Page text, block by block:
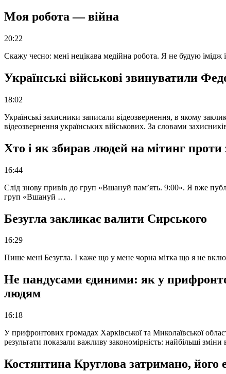
Моя робота — війна
20:22
Скажу чесно: мені нецікава медійна робота. Я не будую
Українські військові звинуватили
18:02
Українські захисники записали відеозвернення, в якому
відеозвернення українських військових. За словами
Хто і як збирав людей на мітинг
16:44
Слід знову привів до груп «Вшануй пам’ять. 9:00». Я вже
груп «Вшануй …
Безугла закликає валити Сирського
16:29
Пише мені Безугла. І каже що у мене чорна мітка що я не
Не пандусами єдиними: як у
людям
16:18
У прифронтових громадах Харківської та Миколаївської
результати показали важливу закономірність: найбільші
Костянтина Круглова затримано, його